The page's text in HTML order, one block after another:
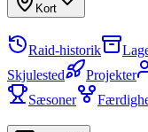
Kort
Raid-historik
Skjulested
Projekter
Sæsoner